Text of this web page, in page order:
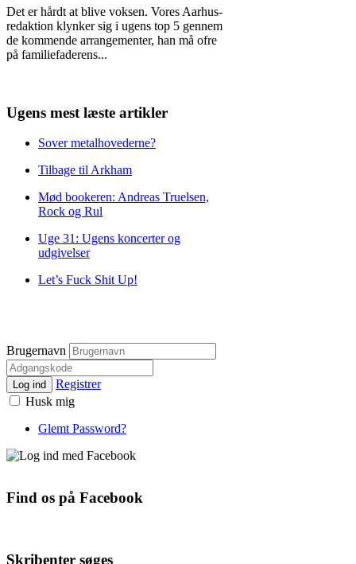
Det er hårdt at blive voksen. Vores Aarhus-
redaktion klynker sig i ugens top 5 gennem
de kommende arrangementer, han må ofre
på familiefaderens...
Ugens mest læste artikler
Sover metalhovederne?
Tilbage til Arkham
Mød bookeren: Andreas Truelsen,
Rock og Rul
Uge 31: Ugens koncerter og
udgivelser
Let’s Fuck Shit Up!
Brugernavn
Log ind
Registrer
Husk mig
Glemt Password?
Find os på Facebook
Skribenter søges